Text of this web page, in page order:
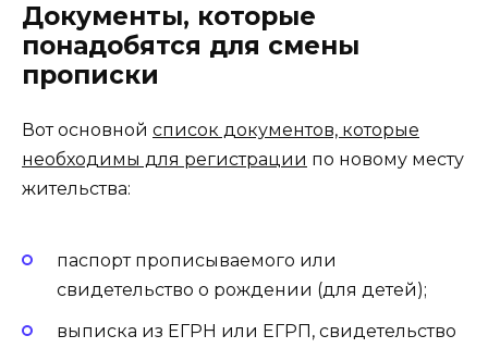
Документы, которые
понадобятся для смены
прописки
Вот основной список документов, которые
необходимы для регистрации по новому месту
жительства:
паспорт прописываемого или
свидетельство о рождении (для детей);
выписка из ЕГРН или ЕГРП, свидетельство